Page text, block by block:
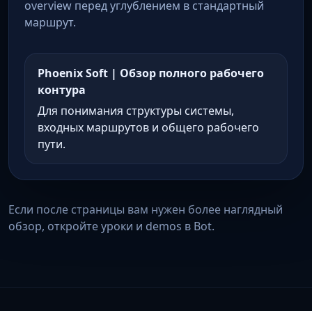
overview перед углублением в стандартный
маршрут.
Phoenix Soft | Обзор полного рабочего
контура
Для понимания структуры системы,
входных маршрутов и общего рабочего
пути.
Если после страницы вам нужен более наглядный
обзор, откройте уроки и demos в Bot.